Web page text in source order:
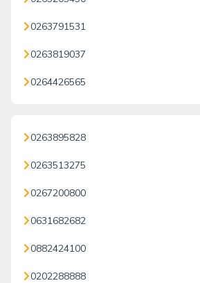
0263791531
0263819037
0264426565
0263895828
0263513275
0267200800
0631682682
0882424100
0202288888